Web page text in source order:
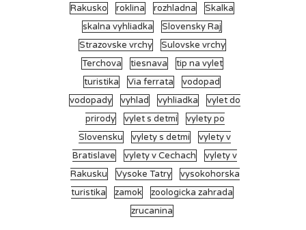
Rakusko
roklina rozhladna
Skalka
skalna vyhliadka
Slovensky Raj
Strazovske vrchy
Sulovske vrchy
Terchova
tiesnava
tip na vylet
turistika
Via ferrata
vodopad
vodopady
vyhlad vyhliadka
vylet do
prirody
vylet s detmi
vylety po
Slovensku
vylety s detmi
vylety v
Bratislave
vylety v Cechach
vylety v
Rakusku
Vysoke Tatry
vysokohorska
turistika
zamok
zoologicka zahrada
zrucanina